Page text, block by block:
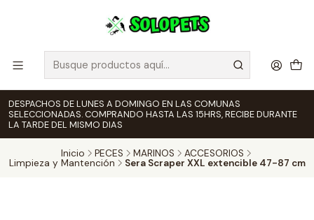
DESPACHOS DE LUNES A DOMINGO EN LAS COMUNAS
SELECCIONADAS. COMPRANDO HASTA LAS 15HRS, RECIBE DURANTE
LA TARDE DEL MISMO DIAS
Inicio PECES MARINOS
ACCESORIOS
Limpieza y Mantención
Sera Scraper XXL extencible 47-87 cm